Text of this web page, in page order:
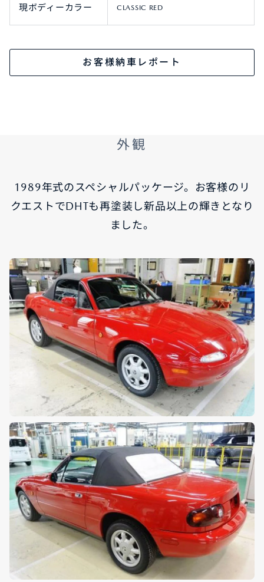
企業・IR・採用
現ボディーカラー CLASSIC RED
お客様納車レポート
外観
1989年式のスペシャルパッケージ。お客様のリ
クエストでDHTも再塗装し新品以上の輝きとなり
ました。